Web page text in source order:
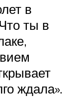
в
ты в
ждала».